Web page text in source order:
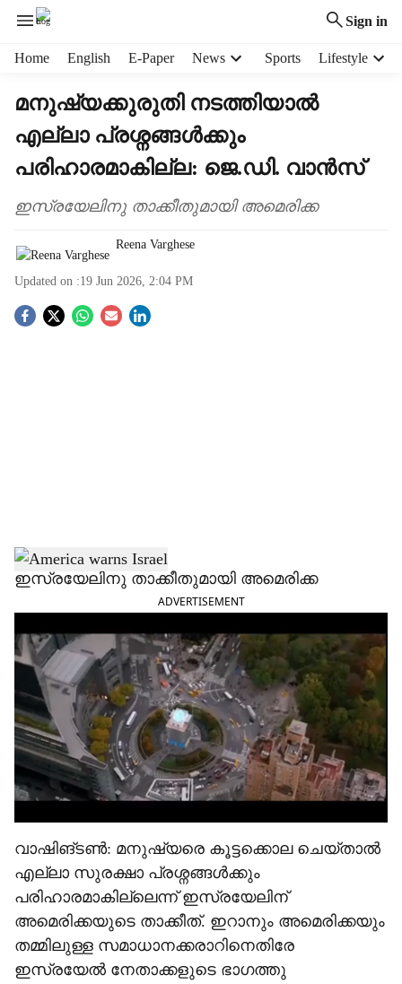
Sign in
Home English E-Paper News Sports Lifestyle
മനുഷ്യക്കുരുതി നടത്തിയാൽ
എല്ലാ പ്രശ്നങ്ങൾക്കും
പരിഹാരമാകില്ല: ജെ.ഡി. വാൻസ്
ഇസ്രയേലിനു താക്കീതുമായി അമെരിക്ക
Reena Varghese
Updated on :19 Jun 2026, 2:04 PM
S
h
a
r
ഇസ്രയേലിനു താക്കീതുമായി അമെരിക്ക
ADVERTISEMENT
വാഷിങ്ടൺ: മനുഷ്യരെ കൂട്ടക്കൊല ചെയ്താൽ
എല്ലാ സുരക്ഷാ പ്രശ്നങ്ങൾക്കും
പരിഹാരമാകില്ലെന്ന് ഇസ്രയേലിന്
അമെരിക്കയുടെ താക്കീത്. ഇറാനും അമെരിക്കയും
തമ്മിലുള്ള സമാധാനക്കരാറിനെതിരേ
ഇസ്രയേൽ നേതാക്കളുടെ ഭാഗത്തു